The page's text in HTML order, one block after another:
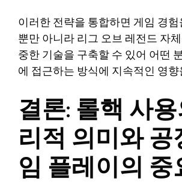
이러한 전략을 통합하면 게임 경
뿐만 아니라 리그 오브 레전드 자
중한 기술을 구축할 수 있어 어떤
에 접근하는 방식에 지속적인 영
결론: 롤핵 사
리적 의미와 공
임 플레이의 중